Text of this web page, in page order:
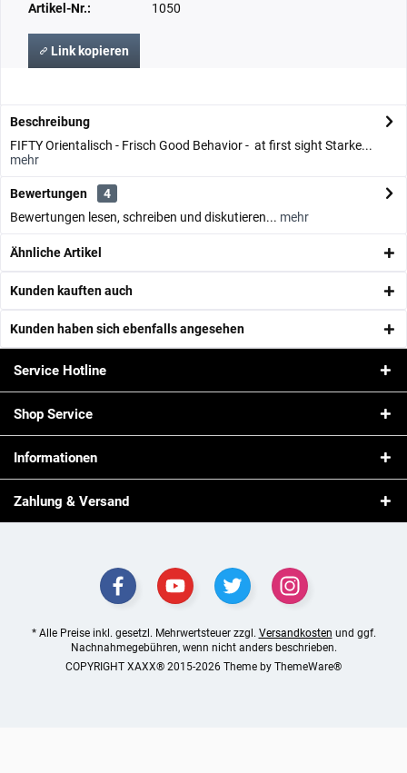
Artikel-Nr.: 1050
Link kopieren
Beschreibung
FIFTY Orientalisch - Frisch Good Behavior - at first sight Starke...
mehr
Bewertungen
4
Bewertungen lesen, schreiben und diskutieren... mehr
Ähnliche Artikel
Kunden kauften auch
Kunden haben sich ebenfalls angesehen
Service Hotline
Shop Service
Informationen
Zahlung & Versand
* Alle Preise inkl. gesetzl. Mehrwertsteuer zzgl. Versandkosten und ggf.
Nachnahmegebühren, wenn nicht anders beschrieben.
COPYRIGHT XAXX® 2015-2026 Theme by ThemeWare®